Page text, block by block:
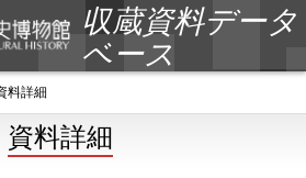
収蔵資料データ
ベース
料詳細
資料詳細